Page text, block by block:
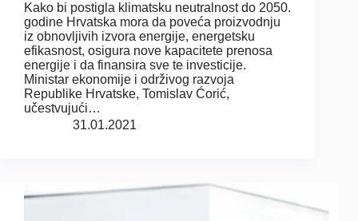
Kako bi postigla klimatsku neutralnost do 2050.
godine Hrvatska mora da poveća proizvodnju
iz obnovljivih izvora energije, energetsku
efikasnost, osigura nove kapacitete prenosa
energije i da finansira sve te investicije.
Ministar ekonomije i održivog razvoja
Republike Hrvatske, Tomislav Ćorić,
učestvujući…
31.01.2021